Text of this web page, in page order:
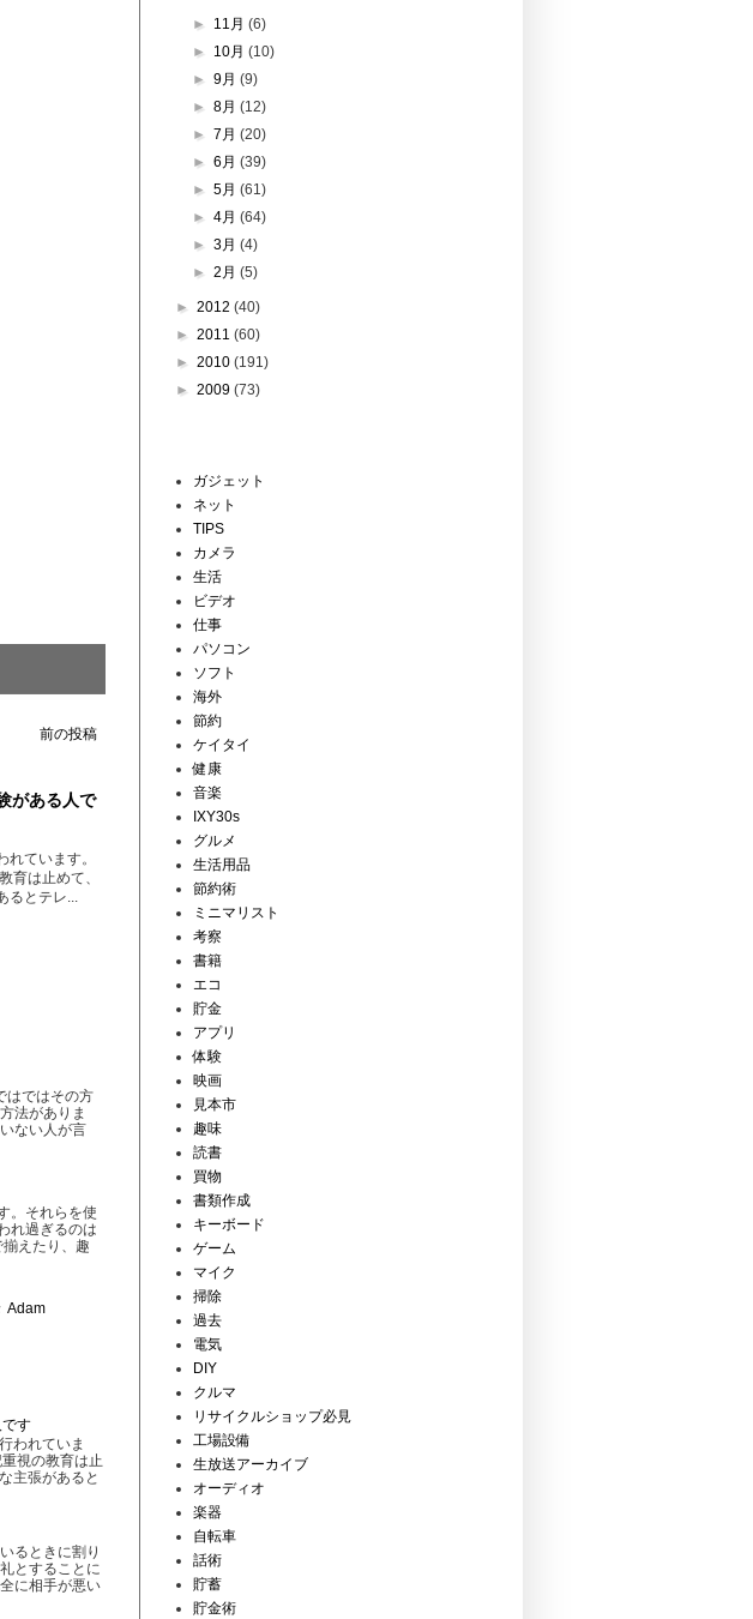
前の投稿
がある人で
ています。
育は止めて、
とテレ...
はではその方
法がありま
ない人が言
。それらを使
れ過ぎるのは
えたり、趣
Adam
す
われていま
視の教育は止
主張があると
るときに割り
とすることに
に相手が悪い
► 11月(6)
► 10月(10)
►9月(9)
►8月(12)
►7月(20)
►6月(39)
►5月(61)
►4月(64)
►3月(4)
►2月(5)
► 2012 (40)
► 2011 (60)
► 2010 (191)
► 2009 (73)
ガジェット
ネット
TIPS
カメラ
生活
ビデオ
仕事
パソコン
ソフト
海外
節約
ケイタイ
健康
音楽
IXY30s
グルメ
生活用品
節約術
ミニマリスト
考察
書籍
エコ
貯金
アプリ
体験
映画
見本市
趣味
読書
買物
書類作成
キーボード
ゲーム
マイク
掃除
過去
電気
DIY
クルマ
リサイクルショップ必見
工場設備
生放送アーカイブ
オーディオ
楽器
自転車
話術
貯蓄
貯金術